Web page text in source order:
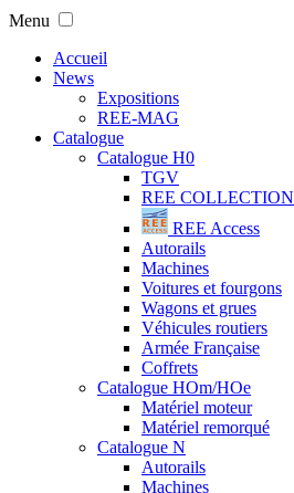
Menu
Accueil
News
Expositions
REE-MAG
Catalogue
Catalogue H0
TGV
REE COLLECTION
REE Access
Autorails
Machines
Voitures et fourgons
Wagons et grues
Véhicules routiers
Armée Française
Coffrets
Catalogue HOm/HOe
Matériel moteur
Matériel remorqué
Catalogue N
Autorails
Machines